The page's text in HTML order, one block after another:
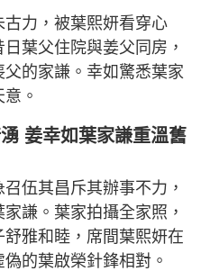
力，被葉熙妍看穿心
葉父住院與姜父同房，
的家謙。幸如驚悉葉家
。
姜幸如葉家謙重溫舊
伍其昌斥其辦事不力，
謙。葉家拍攝全家照，
雅和睦，席間葉熙妍在
的葉啟榮針鋒相對。